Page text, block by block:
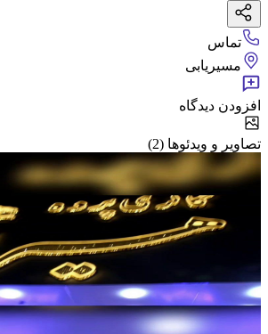
تماس
مسیریابی
افزودن دیدگاه
تصاویر و ویدئوها (2)